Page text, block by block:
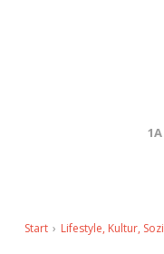
Start › Lifestyle, Kultur,